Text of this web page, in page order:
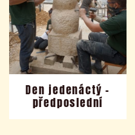
Den jedenáctý –
předposlední